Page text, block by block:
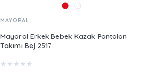
MAYORAL
Mayoral Erkek Bebek Kazak Pantolon
Takımı Bej 2517
★ ★ ★ ★ ★